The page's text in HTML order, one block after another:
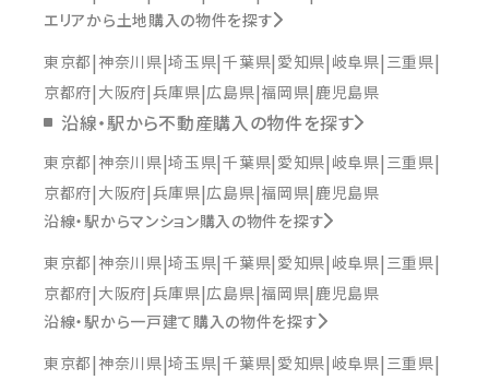
エリアから土地購入の物件を探す
東京都 神奈川県 埼玉県 千葉県 愛知県 岐阜県 三重県
京都府 大阪府 兵庫県 広島県 福岡県 鹿児島県
沿線・駅から不動産購入の物件を探す
東京都 神奈川県 埼玉県 千葉県 愛知県 岐阜県 三重県
京都府 大阪府 兵庫県 広島県 福岡県 鹿児島県
沿線・駅からマンション購入の物件を探す
東京都 神奈川県 埼玉県 千葉県 愛知県 岐阜県 三重県
京都府 大阪府 兵庫県 広島県 福岡県 鹿児島県
沿線・駅から一戸建て購入の物件を探す
東京都 神奈川県 埼玉県 千葉県 愛知県 岐阜県 三重県